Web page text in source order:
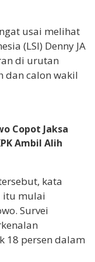
usai melihat
(LSI) Denny JA
di urutan
dan calon wakil
Copot Jaksa
Ambil Alih
kata
itu mulai
Survei
18 persen dalam